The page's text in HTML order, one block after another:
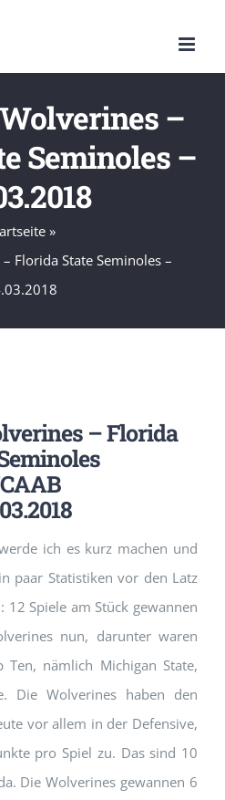
–
Seminoles –
»
Florida State Seminoles –
– Florida
ich es kurz machen und
paar Statistiken vor den Latz
12 Spiele am Stück gewannen
nun, darunter waren
nämlich Michigan State,
Die Wolverines haben den
vor allem in der Defensive,
pro Spiel zu. Das sind 10
Die Wolverines gewannen 6